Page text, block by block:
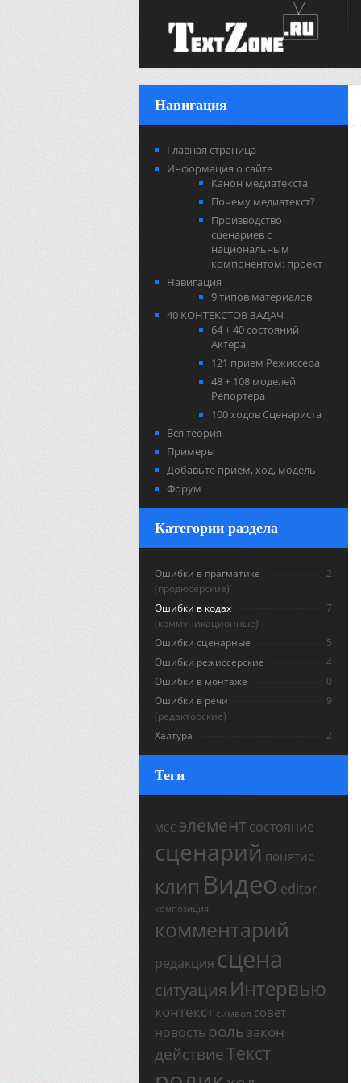
Навигация
Главная страница
Информация о сайте
Канон медиатекста
Почему медиатекст?
Производство
сценариев с
национальным
компонентом: проект
Навигация
9 типов материалов
40 КОНТЕКСТОВ ЗАДАЧ
64 + 40 состояний
Актера
121 прием Режиссера
48 + 108 моделей
Репортера
100 ходов Сценариста
Вся теория
Примеры
Добавьте прием, ход, модель
Форум
Категории раздела
Ошибки в прагматике
2
(продюсерские)
Ошибки в кодах
7
(коммуникационные)
Ошибки сценарные
5
Ошибки режиссерские
4
Ошибки в монтаже
0
Ошибки в речи
9
(редакторские)
Халтура
2
Теги
МСС элемент состояние
сценарий понятие
клип Видео editor
композиция
комментарий
редакция сцена
ситуация Интервью
контекст символ совет
новость роль закон
действиеТекст